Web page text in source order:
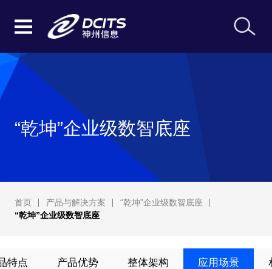
“乾坤”企业级数智底座
首页 产品与解决方案
“乾坤”企业级数智底座
“乾坤”企业级数智底座
特点 产品优势 整体架构 应用场景